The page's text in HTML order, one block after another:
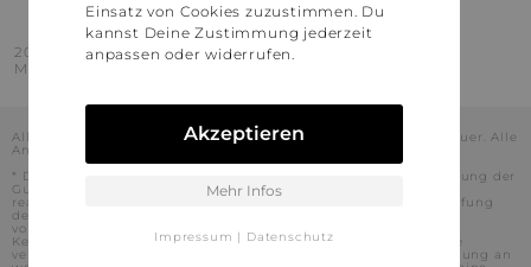
2016 - 2026 © Stylaholic.
Made for you with love in munich.
Alle Preise inkl. der jeweils geltenden gesetzlichen Mehrwertsteuer. Alle
Angaben ohne Gewähr.
* Die angezeigten Preise beinhalten Rabatte, die durch die Nutzung der
Gutschein-Codes auf den Seiten unserer Partner voraussichtlich
realisiert werden können. Stylaholic führt keine vollständige Prüfung
der Gutschein-Codes durch und es kann daher in Einzelfällen
vorkommen, dass die Gutscheine abweichend von unserem
Kenntnisstand bei dem jeweiligen Shop nicht oder nur teilweise
verwendet werden können. Darüber hinaus kann deren Verwendung an
Einsatz von Cookies zuzustimmen. Du
kannst Deine Zustimmung jederzeit
anpassen oder widerrufen.
Akzeptieren
Mehr Infos
Impressum | Datenschutz